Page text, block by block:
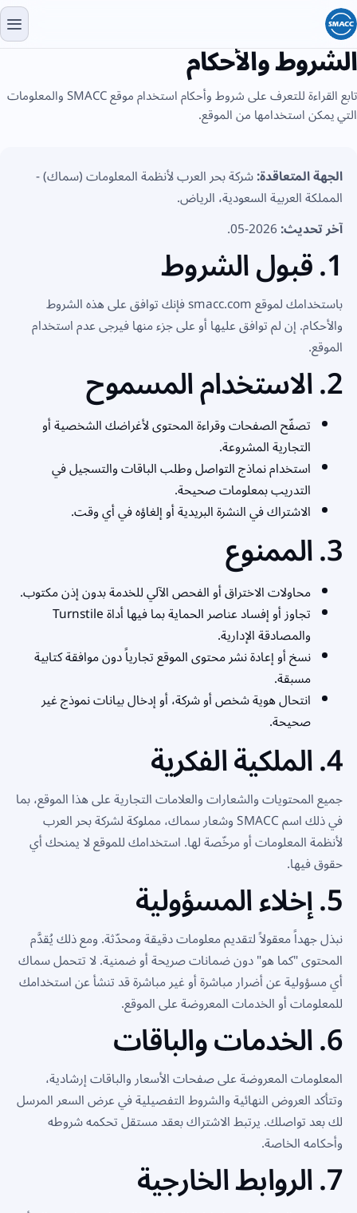
الشروط والأحكام
تابع القراءة للتعرف على شروط وأحكام استخدام موقع SMACC والمعلومات
التي يمكن استخدامها من الموقع.
الجهة المتعاقدة:شركة بحر العرب لأنظمة المعلومات (سماك) -
المملكة العربية السعودية، الرياض.
آخر تحديث:
1. قبول الشروط
باستخدامك لموقعsmacc.comفإنك توافق على هذه الشروط
والأحكام. إن لم توافق عليها أو على جزء منها فيرجى عدم استخدام
الموقع.
2. الاستخدام المسموح
تصفّح الصفحات وقراءة المحتوى لأغراضك الشخصية أو
التجارية المشروعة.
استخدام نماذج التواصل وطلب الباقات والتسجيل في
التدريب بمعلومات صحيحة.
الاشتراك في النشرة البريدية أو إلغاؤه في أي وقت.
3. الممنوع
محاولات الاختراق أو الفحص الآلي للخدمة بدون إذن مكتوب.
تجاوز أو إفساد عناصر الحماية بما فيها أداة Turnstile
والمصادقة الإدارية.
نسخ أو إعادة نشر محتوى الموقع تجارياً دون موافقة كتابية
مسبقة.
انتحال هوية شخص أو شركة، أو إدخال بيانات نموذج غير
صحيحة.
4. الملكية الفكرية
جميع المحتويات والشعارات والعلامات التجارية على هذا الموقع، بما
في ذلك اسم SMACC وشعار سماك، مملوكة لشركة بحر العرب
لأنظمة المعلومات أو مرخّصة لها. استخدامك للموقع لا يمنحك أي
حقوق فيها.
5. إخلاء المسؤولية
نبذل جهداً معقولاً لتقديم معلومات دقيقة ومحدّثة. ومع ذلك يُقدَّم
المحتوى "كما هو" دون ضمانات صريحة أو ضمنية. لا تتحمل سماك
أي مسؤولية عن أضرار مباشرة أو غير مباشرة قد تنشأ عن استخدامك
للمعلومات أو الخدمات المعروضة على الموقع.
6. الخدمات والباقات
المعلومات المعروضة على صفحات الأسعار والباقات إرشادية،
وتتأكد العروض النهائية والشروط التفصيلية في عرض السعر المرسل
لك بعد تواصلك. يرتبط الاشتراك بعقد مستقل تحكمه شروطه
وأحكامه الخاصة.
7. الروابط الخارجية